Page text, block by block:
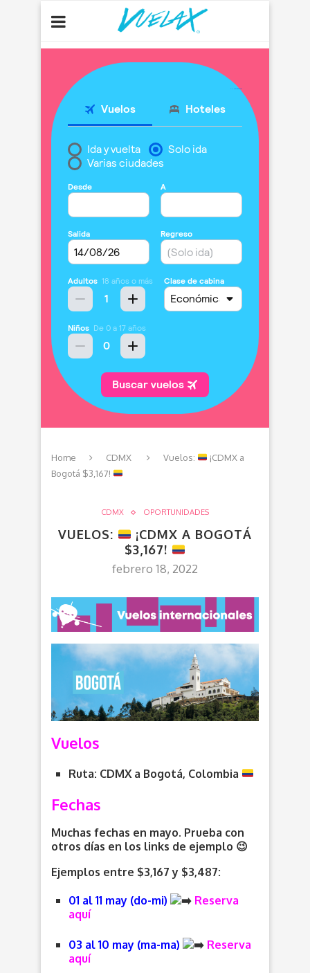
Home CDMX Vuelos:
¡CDMX a
Bogotá $3,167!
CDMX OPORTUNIDADES
VUELOS:
¡CDMX A BOGOTÁ
$3,167!
febrero 18, 2022
Vuelos
Ruta: CDMX a Bogotá, Colombia
Fechas
Muchas fechas en mayo. Prueba con
otros días en los links de ejemplo 😉
Ejemplos entre $3,167 y $3,487:
01 al 11 may (do-mi)
Reserva
aquí
03 al 10 may (ma-ma)
Reserva
aquí